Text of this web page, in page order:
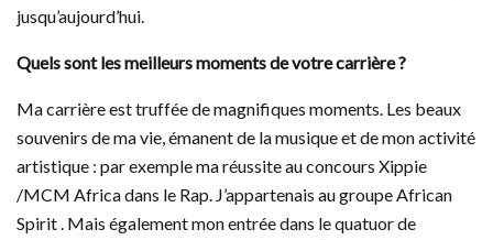
jusqu’aujourd’hui.
Quels sont les meilleurs moments de votre carrière ?
Ma carrière est truffée de magnifiques moments. Les beaux
souvenirs de ma vie, émanent de la musique et de mon activité
artistique : par exemple ma réussite au concours Xippie
/MCM Africa dans le Rap. J’appartenais au groupe African
Spirit . Mais également mon entrée dans le quatuor de